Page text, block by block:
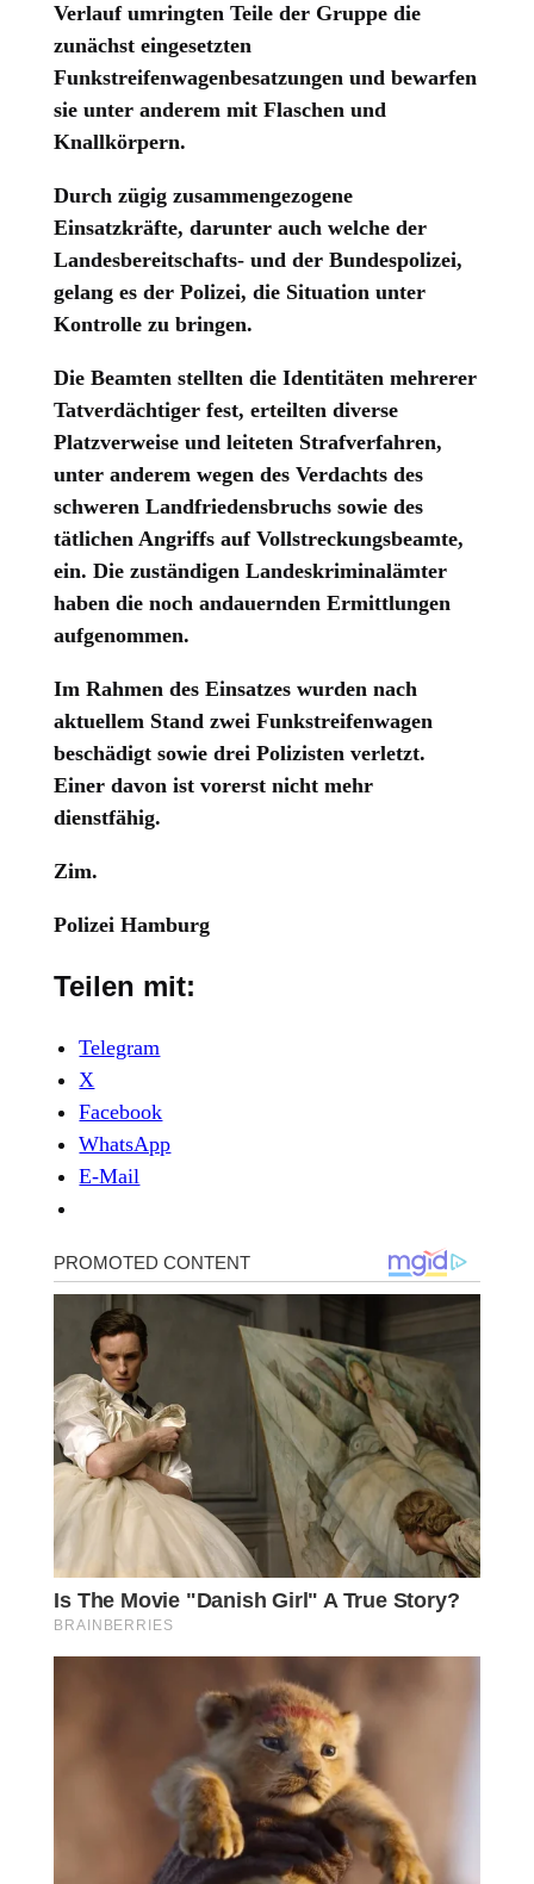
Verlauf umringten Teile der Gruppe die
zunächst eingesetzten
Funkstreifenwagenbesatzungen und bewarfen
sie unter anderem mit Flaschen und
Knallkörpern.
Durch zügig zusammengezogene
Einsatzkräfte, darunter auch welche der
Landesbereitschafts- und der Bundespolizei,
gelang es der Polizei, die Situation unter
Kontrolle zu bringen.
Die Beamten stellten die Identitäten mehrerer
Tatverdächtiger fest, erteilten diverse
Platzverweise und leiteten Strafverfahren,
unter anderem wegen des Verdachts des
schweren Landfriedensbruchs sowie des
tätlichen Angriffs auf Vollstreckungsbeamte,
ein. Die zuständigen Landeskriminalämter
haben die noch andauernden Ermittlungen
aufgenommen.
Im Rahmen des Einsatzes wurden nach
aktuellem Stand zwei Funkstreifenwagen
beschädigt sowie drei Polizisten verletzt.
Einer davon ist vorerst nicht mehr
dienstfähig.
Zim.
Polizei Hamburg
Teilen mit:
Telegram
X
Facebook
WhatsApp
E-Mail